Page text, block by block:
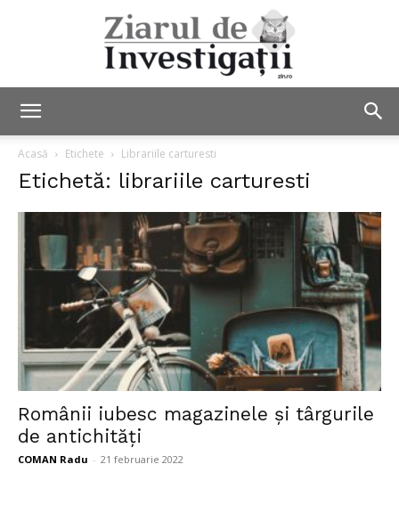
Acasă Etichete Librariile carturesti
Etichetă: librariile carturesti
Românii iubesc magazinele și târgurile
de antichități
COMAN Radu - 21 februarie 2022